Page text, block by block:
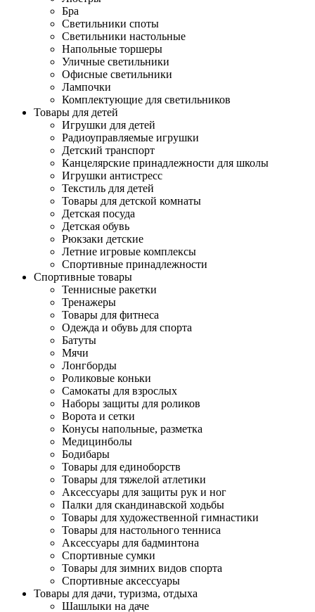
Бра
Светильники споты
Светильники настольные
Напольные торшеры
Уличные светильники
Офисные светильники
Лампочки
Комплектующие для светильников
Товары для детей
Игрушки для детей
Радиоуправляемые игрушки
Детский транспорт
Канцелярские принадлежности для школы
Игрушки антистресс
Текстиль для детей
Товары для детской комнаты
Детская посуда
Детская обувь
Рюкзаки детские
Летние игровые комплексы
Спортивные принадлежности
Спортивные товары
Теннисные ракетки
Тренажеры
Товары для фитнеса
Одежда и обувь для спорта
Батуты
Мячи
Лонгборды
Роликовые коньки
Самокаты для взрослых
Наборы защиты для роликов
Ворота и сетки
Конусы напольные, разметка
Медицинболы
Бодибары
Товары для единоборств
Товары для тяжелой атлетики
Аксессуары для защиты рук и ног
Палки для скандинавской ходьбы
Товары для художественной гимнастики
Товары для настольного тенниса
Аксессуары для бадминтона
Спортивные сумки
Товары для зимних видов спорта
Спортивные аксессуары
Товары для дачи, туризма, отдыха
Шашлыки на даче